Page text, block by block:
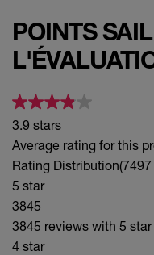
POINTS
3.9 stars
Average rating for this
Rating Distribution
5 star
3845
3845 reviews with 5
4 star